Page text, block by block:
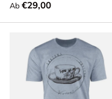
Ab Normaler Preis
€29,00